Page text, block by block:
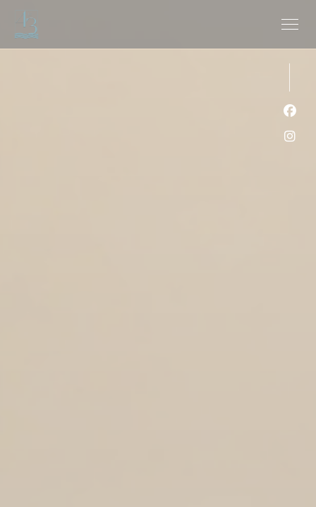
クッキー利用の管理について